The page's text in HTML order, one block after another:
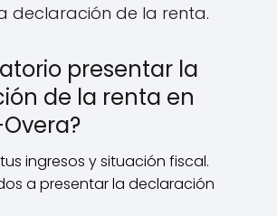
declaración de la renta.
presentar la
de la renta en
ingresos y situación fiscal.
a presentar la declaración